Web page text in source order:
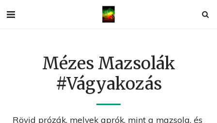
Mézes Mazsolák
#vágyakozás
Rövid prózák, melyek aprók, mint a mazsola, és